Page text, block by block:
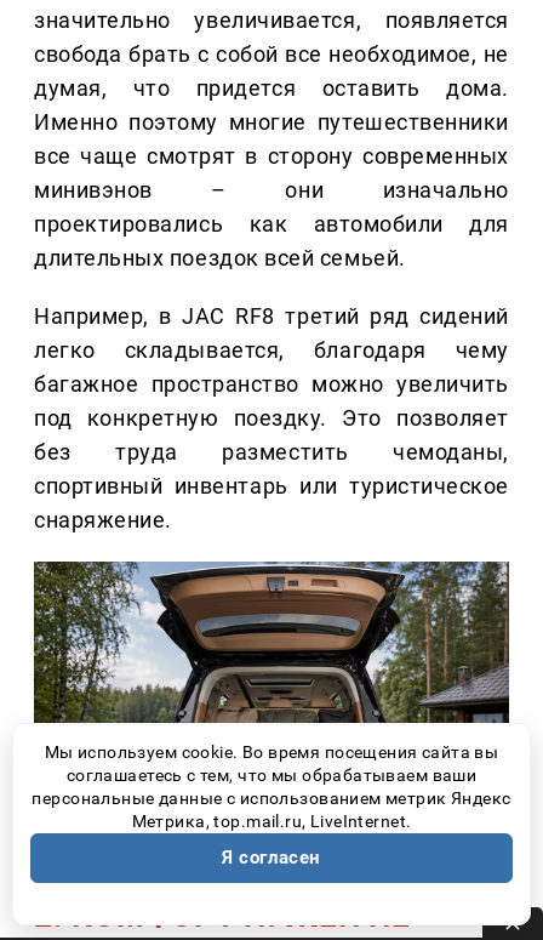
значительно увеличивается, появляется
свобода брать с собой все необходимое, не
думая, что придется оставить дома.
Именно поэтому многие путешественники
все чаще смотрят в сторону современных
минивэнов – они изначально
проектировались как автомобили для
длительных поездок всей семьей.
Например, в JAC RF8 третий ряд сидений
легко складывается, благодаря чему
багажное пространство можно увеличить
под конкретную поездку. Это позволяет
без труда разместить чемоданы,
спортивный инвентарь или туристическое
снаряжение.
Мы используем cookie. Во время посещения сайта вы
соглашаетесь с тем, что мы обрабатываем ваши
персональные данные с использованием метрик Яндекс
Метрика, top.mail.ru, LiveInternet.
Я согласен